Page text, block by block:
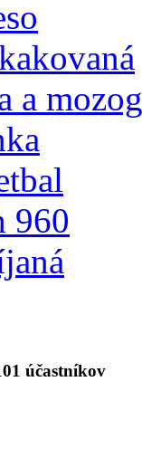
a mozog
960
účastníkov